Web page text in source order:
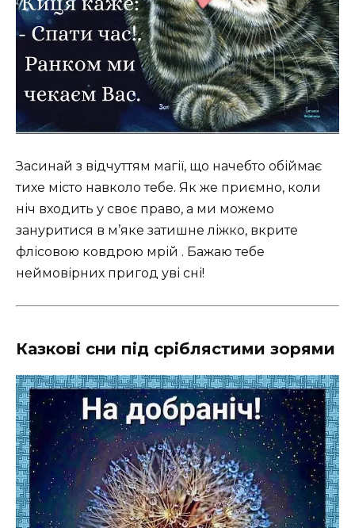
Засинай з відчуттям магії, що начебто обіймає
тихе місто навколо тебе. Як же приємно, коли
ніч входить у своє право, а ми можемо
зануритися в м’яке затишне ліжко, вкрите
флісовою ковдрою мрій . Бажаю тебе
неймовірних пригод уві сні!
Казкові сни під сріблястими зорями